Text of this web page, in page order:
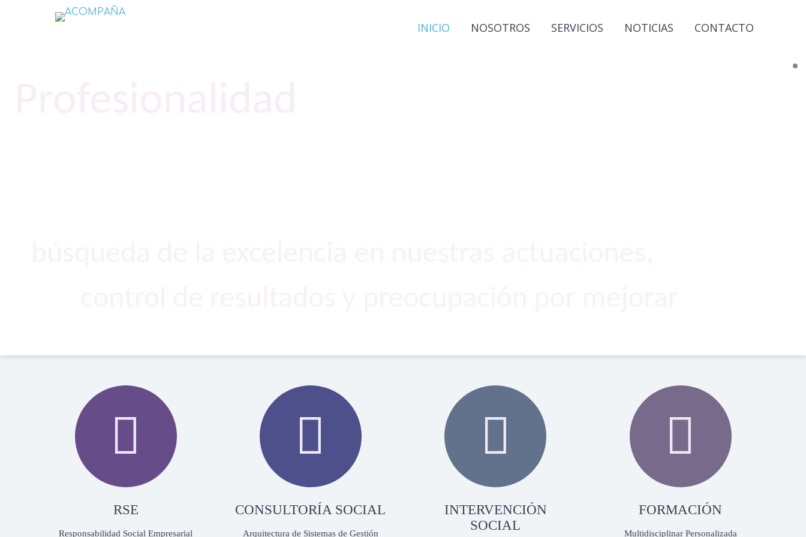
INICIO NOSOTROS SERVICIOS NOTICIAS CONTACTO

RSE
Responsabilidad Social Empresarial

CONSULTORÍA SOCIAL
Arquitectura de Sistemas de Gestión

INTERVENCIÓN
SOCIAL

FORMACIÓN
Multidisciplinar Personalizada